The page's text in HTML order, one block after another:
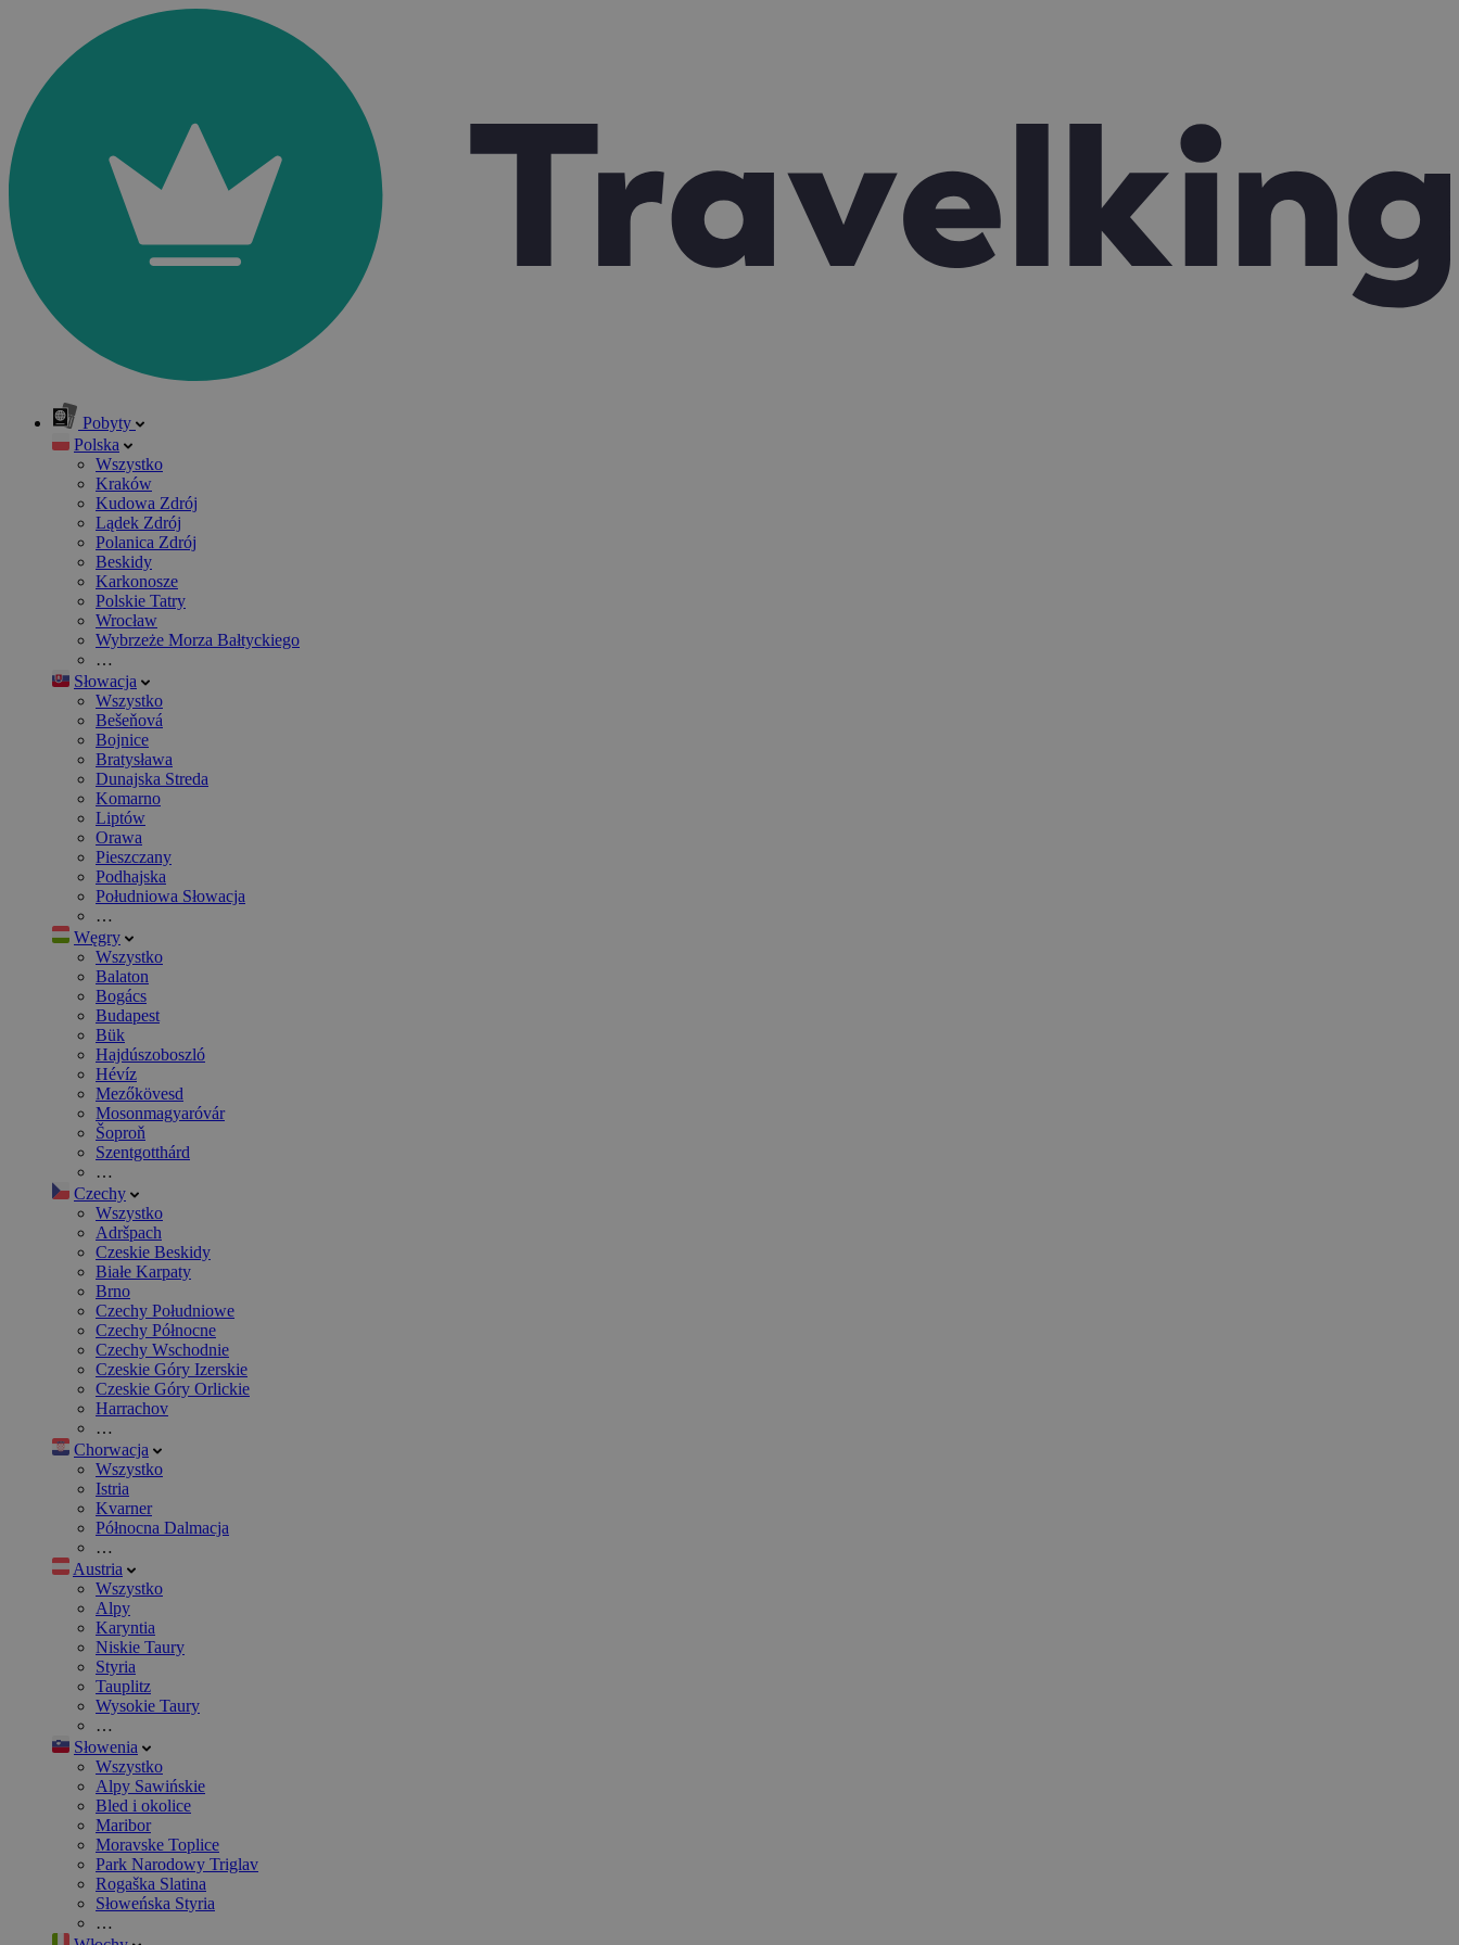
Pobyty
Polska
Wszystko
Kraków
Kudowa Zdrój
Lądek Zdrój
Polanica Zdrój
Beskidy
Karkonosze
Polskie Tatry
Wrocław
Wybrzeże Morza Bałtyckiego
…
Słowacja
Wszystko
Bešeňová
Bojnice
Bratysława
Dunajska Streda
Komarno
Liptów
Orawa
Pieszczany
Podhajska
Południowa Słowacja
…
Węgry
Wszystko
Balaton
Bogács
Budapest
Bük
Hajdúszoboszló
Hévíz
Mezőkövesd
Mosonmagyaróvár
Šoproň
Szentgotthárd
…
Czechy
Wszystko
Adršpach
Czeskie Beskidy
Białe Karpaty
Brno
Czechy Południowe
Czechy Północne
Czechy Wschodnie
Czeskie Góry Izerskie
Czeskie Góry Orlickie
Harrachov
…
Chorwacja
Wszystko
Istria
Kvarner
Północna Dalmacja
…
Austria
Wszystko
Alpy
Karyntia
Niskie Taury
Styria
Tauplitz
Wysokie Taury
…
Słowenia
Wszystko
Alpy Sawińskie
Bled i okolice
Maribor
Moravske Toplice
Park Narodowy Triglav
Rogaška Slatina
Słoweńska Styria
…